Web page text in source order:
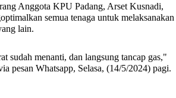
Anggota KPU Padang, Arset Kusnadi,
semua tenaga untuk melaksanakan
lain.
sudah menanti, dan langsung tancap gas,"
pesan Whatsapp, Selasa, (14/5/2024) pagi.